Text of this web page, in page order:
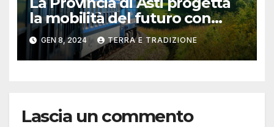
la mobilità del futuro con
“Hydrogen Valley”: on line il
questionario
GEN 8, 2024 TERRA E TRADIZIONE
Lascia un commento